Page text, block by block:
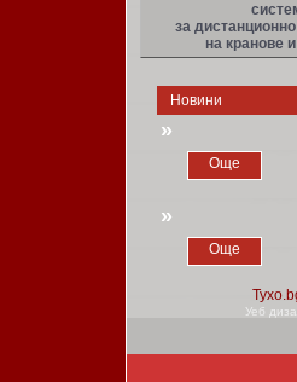
за
на кранове
Новини
»
Още
»
Още
Уеб